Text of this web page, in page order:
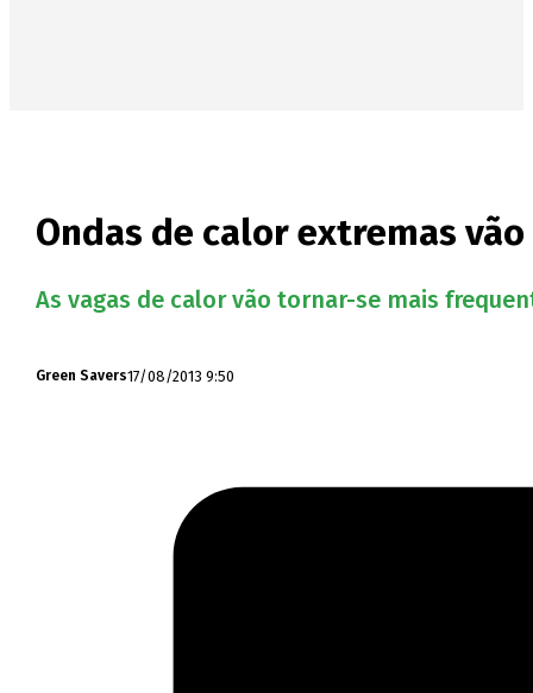
Ondas de calor extremas
As vagas de calor vão tornar-se mais
Green Savers17/08/2013 9:50